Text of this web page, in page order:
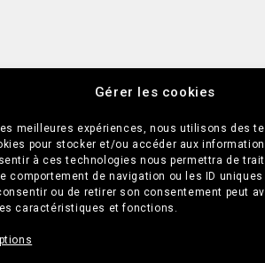
Gérer les cookies
meilleures expériences, nous utilisons des
pour stocker et/ou accéder aux
à ces technologies nous permettra de
comportement de navigation ou les ID
ou de retirer son consentement peut
caractéristiques et fonctions.
PROMOTIONS POPPERS &
de cookies (UE)